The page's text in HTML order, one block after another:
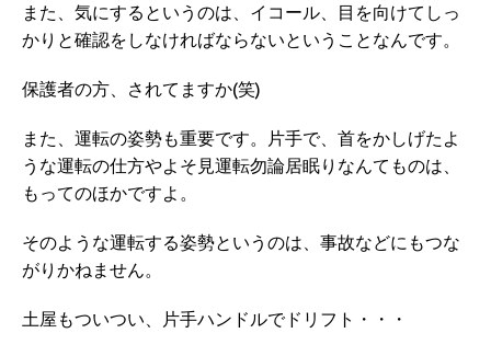
また、気にするというのは、イコール、目を向けてしっ
かりと確認をしなければならないということなんです。
保護者の方、されてますか(笑)
また、運転の姿勢も重要です。片手で、首をかしげたよ
うな運転の仕方やよそ見運転勿論居眠りなんてものは、
もってのほかですよ。
そのような運転する姿勢というのは、事故などにもつな
がりかねません。
土屋もついつい、片手ハンドルでドリフト・・・